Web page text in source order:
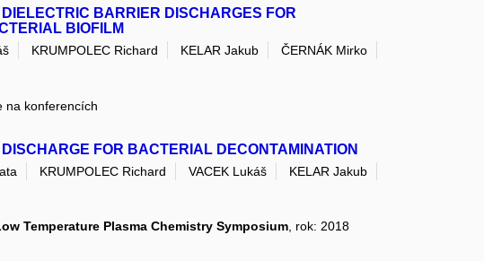
BARRIER DISCHARGES FOR
BIOFILM
KRUMPOLEC Richard KELAR Jakub
ČERNÁK Mirko
na konferencích
FOR BACTERIAL DECONTAMINATION
KRUMPOLEC Richard VACEK Lukáš
KELAR Jakub
Temperature Plasma Chemistry Symposium, rok: 2018